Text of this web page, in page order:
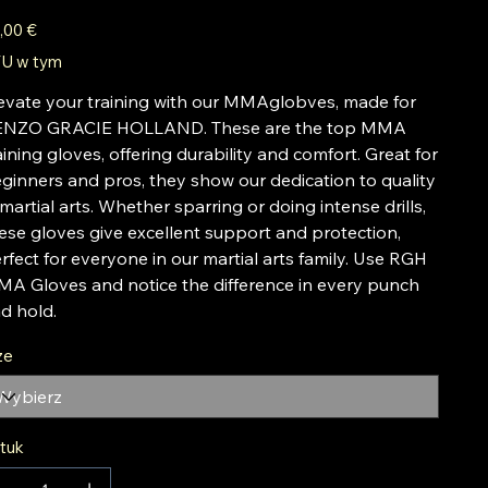
€
w tym
your training with our MMAglobves, made for
GRACIE HOLLAND. These are the top MMA
gloves, offering durability and comfort. Great for
and pros, they show our dedication to quality
arts. Whether sparring or doing intense drills,
gloves give excellent support and protection,
for everyone in our martial arts family. Use RGH
Gloves and notice the difference in every punch
hold.